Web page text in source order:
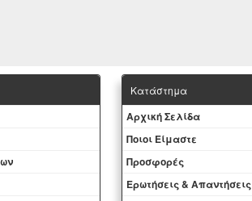
Κατάστημα
Aρχική Σελίδα
Ποιοι Είμαστε
Προσφορές
Ερωτήσεις & Απαντήσεις